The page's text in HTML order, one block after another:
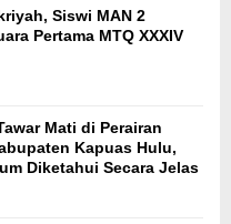
Siswi MAN 2
Pertama MTQ XXXIV
Mati di Perairan
Kapuas Hulu,
Diketahui Secara Jelas